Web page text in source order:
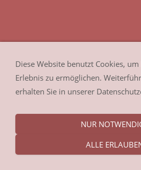
Diese Website benutzt Cookies,
Erlebnis zu ermöglichen.
erhalten Sie in unserer
NUR
ALLE